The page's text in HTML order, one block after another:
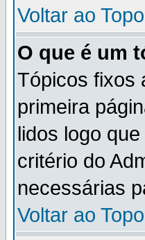
Voltar ao Topo
O que é um
Tópicos fixos
primeira
lidos logo
critério do
necessárias
Voltar ao Topo